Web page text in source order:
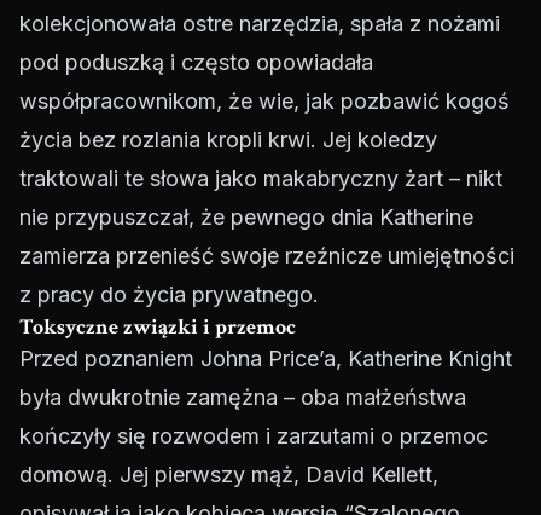
kolekcjonowała ostre narzędzia, spała z nożami
pod poduszką i często opowiadała
współpracownikom, że wie, jak pozbawić kogoś
życia bez rozlania kropli krwi. Jej koledzy
traktowali te słowa jako makabryczny żart – nikt
nie przypuszczał, że pewnego dnia Katherine
zamierza przenieść swoje rzeźnicze umiejętności
z pracy do życia prywatnego.
Toksyczne związki i przemoc
Przed poznaniem Johna Price’a, Katherine Knight
była dwukrotnie zamężna – oba małżeństwa
kończyły się rozwodem i zarzutami o przemoc
domową. Jej pierwszy mąż, David Kellett,